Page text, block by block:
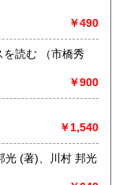
、レコード、
のの買い取りがで
です。
￥490
市橋秀
￥900
￥1,540